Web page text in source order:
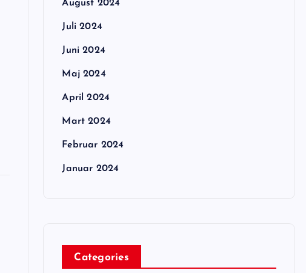
August 2024
Juli 2024
Juni 2024
Maj 2024
April 2024
Mart 2024
Februar 2024
Januar 2024
Categories